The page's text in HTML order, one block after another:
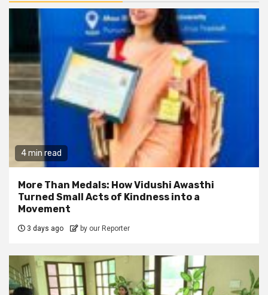
4 min read
More Than Medals: How Vidushi Awasthi
Turned Small Acts of Kindness into a
Movement
3 days ago by our Reporter